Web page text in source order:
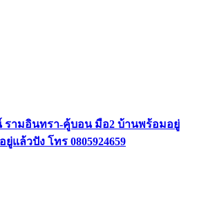
รามอินทรา-คู้บอน มือ2 บ้านพร้อมอยู่
แล้วปัง โทร 0805924659